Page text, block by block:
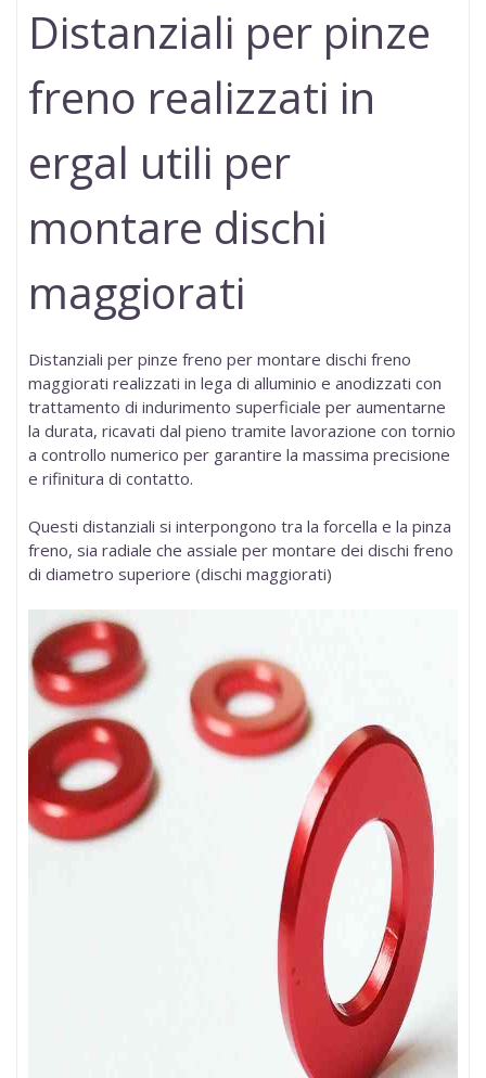
Distanziali per pinze
freno realizzati in
ergal utili per
montare dischi
maggiorati
Distanziali per pinze freno per montare dischi freno
maggiorati realizzati in lega di alluminio e anodizzati con
trattamento di indurimento superficiale per aumentarne
la durata, ricavati dal pieno tramite lavorazione con tornio
a controllo numerico per garantire la massima precisione
e rifinitura di contatto.
Questi distanziali si interpongono tra la forcella e la pinza
freno, sia radiale che assiale per montare dei dischi freno
di diametro superiore (dischi maggiorati)